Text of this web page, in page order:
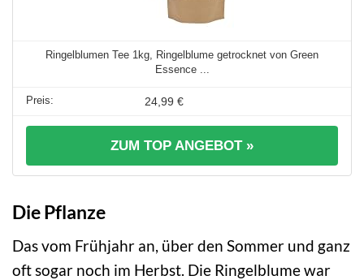
Ringelblumen Tee 1kg, Ringelblume getrocknet von Green
Essence ...
24,99 €
ZUM TOP ANGEBOT »
Die Pflanze
Das vom Frühjahr an, über den Sommer und ganz
oft sogar noch im Herbst. Die Ringelblume war